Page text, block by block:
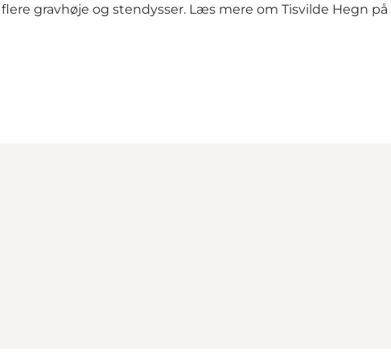
gravhøje og stendysser. Læs mere om Tisvilde Hegn på